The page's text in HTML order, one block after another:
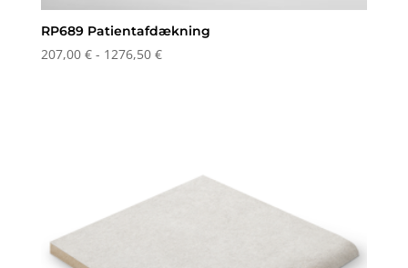
RP689 Patientafdækning
207,00 € - 1276,50 €Prisinterval: